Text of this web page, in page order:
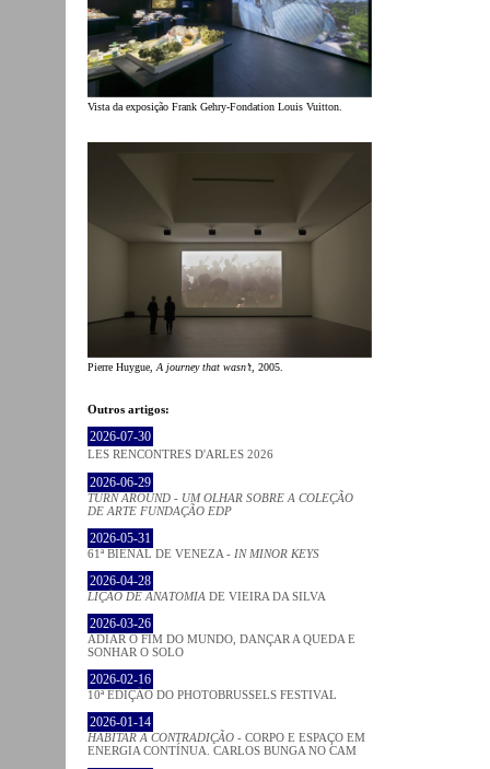
Vista da exposição Frank Gehry-Fondation Louis Vuitton.
Pierre Huygue, A journey that wasn’t , 2005.
Outros artigos:
2026-07-30
LES RENCONTRES D'ARLES 2026
2026-06-29
TURN AROUND - UM OLHAR SOBRE A COLEÇÃO
DE ARTE FUNDAÇÃO EDP
2026-05-31
61ª BIENAL DE VENEZA - IN MINOR KEYS
2026-04-28
LIÇÃO DE ANATOMIA DE VIEIRA DA SILVA
2026-03-26
ADIAR O FIM DO MUNDO, DANÇAR A QUEDA E
SONHAR O SOLO
2026-02-16
10ª EDIÇÃO DO PHOTOBRUSSELS FESTIVAL
2026-01-14
HABITAR A CONTRADIÇÃO - CORPO E ESPAÇO EM
ENERGIA CONTÍNUA. CARLOS BUNGA NO CAM